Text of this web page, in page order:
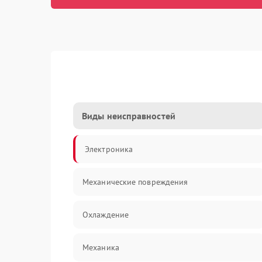
Виды неисправностей
Электроника
Механические повреждения
Охлаждение
Механика